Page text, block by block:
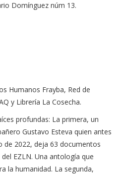
Domínguez núm 13.
Humanos Frayba, Red de
y Librería La Cosecha.
profundas: La primera, un
Gustavo Esteva quien antes
de 2022, deja 63 documentos
EZLN. Una antología que
la humanidad. La segunda,